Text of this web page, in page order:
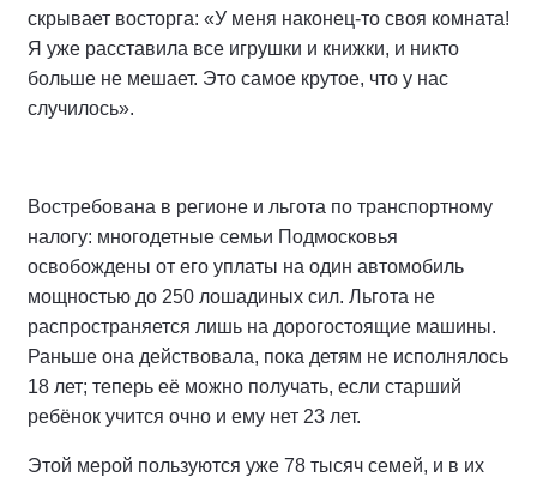
скрывает восторга: «У меня наконец-то своя комната!
Я уже расставила все игрушки и книжки, и никто
больше не мешает. Это самое крутое, что у нас
случилось».
Востребована в регионе и льгота по транспортному
налогу: многодетные семьи Подмосковья
освобождены от его уплаты на один автомобиль
мощностью до 250 лошадиных сил. Льгота не
распространяется лишь на дорогостоящие машины.
Раньше она действовала, пока детям не исполнялось
18 лет; теперь её можно получать, если старший
ребёнок учится очно и ему нет 23 лет.
Этой мерой пользуются уже 78 тысяч семей, и в их